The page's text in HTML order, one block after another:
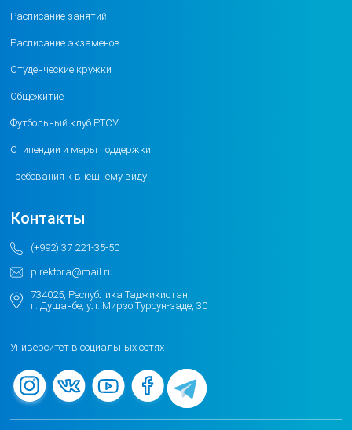
Расписание занятий
Расписание экзаменов
Студенческие кружки
Общежитие
Футбольный клуб РТСУ
Стипендии и меры поддержки
Требования к внешнему виду
Контакты
(+992) 37 221-35-50
p.rektora@mail.ru
734025, Республика Таджикистан,
г. Душанбе, ул. Мирзо Турсун-заде, 30
Университет в социальных сетях